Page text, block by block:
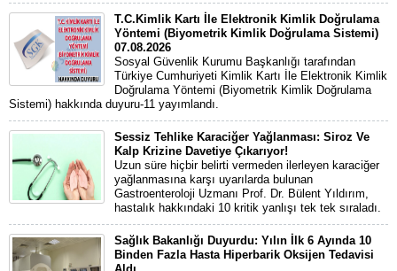
T.C.Kimlik Kartı İle Elektronik Kimlik Doğrulama
Yöntemi (Biyometrik Kimlik Doğrulama Sistemi)
07.08.2026
Sosyal Güvenlik Kurumu Başkanlığı tarafından
Türkiye Cumhuriyeti Kimlik Kartı İle Elektronik Kimlik
Doğrulama Yöntemi (Biyometrik Kimlik Doğrulama
Sistemi) hakkında duyuru-11 yayımlandı.
Sessiz Tehlike Karaciğer Yağlanması: Siroz Ve
Kalp Krizine Davetiye Çıkarıyor!
Uzun süre hiçbir belirti vermeden ilerleyen karaciğer
yağlanmasına karşı uyarılarda bulunan
Gastroenteroloji Uzmanı Prof. Dr. Bülent Yıldırım,
hastalık hakkındaki 10 kritik yanlışı tek tek sıraladı.
Sağlık Bakanlığı Duyurdu: Yılın İlk 6 Ayında 10
Binden Fazla Hasta Hiperbarik Oksijen Tedavisi